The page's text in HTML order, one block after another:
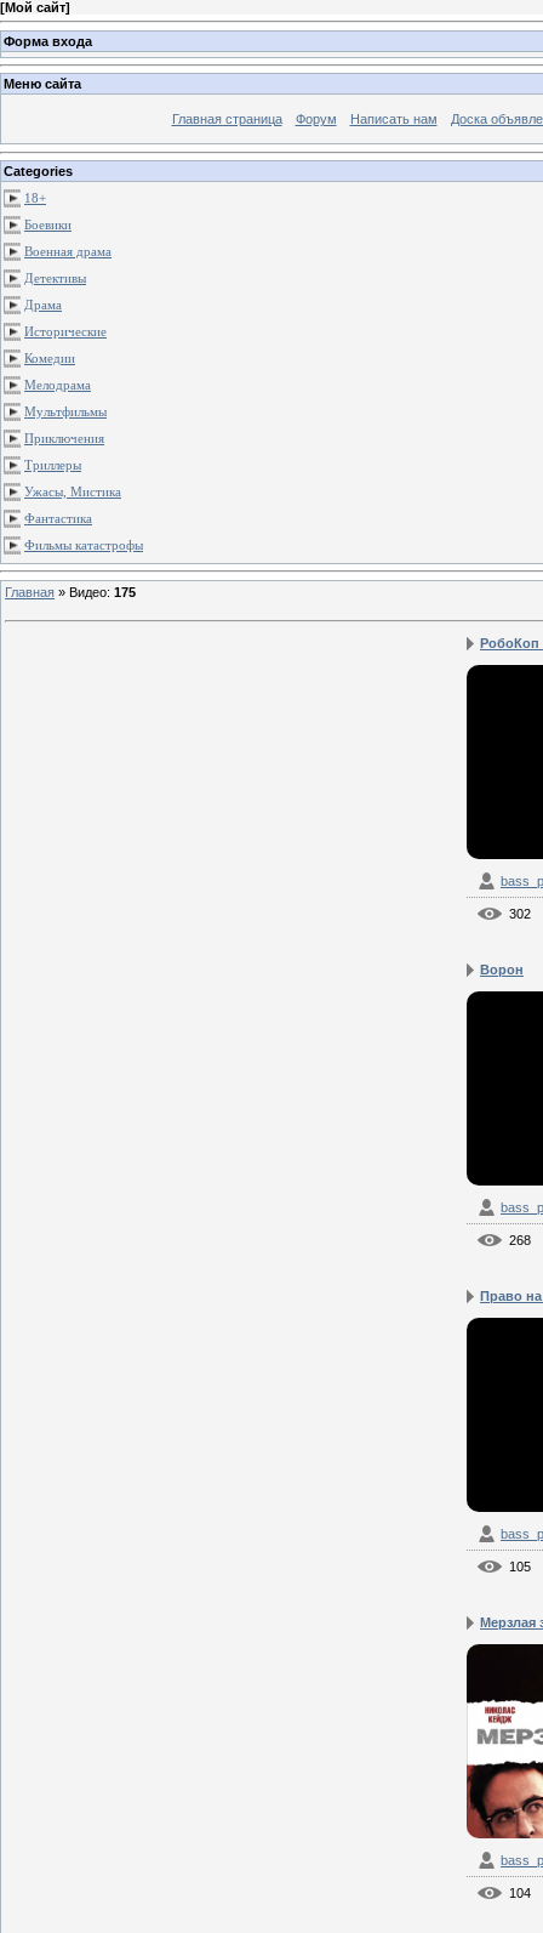
[Мой сайт]
Форма входа
Меню сайта
Главная страница Форум Написать нам Доска
Categories
18+
Боевики
Военная драма
Детективы
Драма
Исторические
Комедии
Мелодрама
Мультфильмы
Приключения
Триллеры
Ужасы, Мистика
Фантастика
Фильмы катастрофы
Главная » Видео: 175
РобоКоп
302
Ворон
268
Право
105
Мерзлая
104